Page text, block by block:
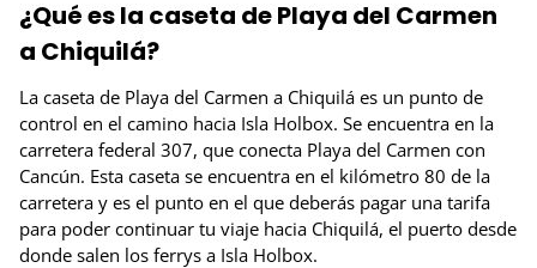
¿Qué es la caseta de Playa del Carmen
a Chiquilá?
La caseta de Playa del Carmen a Chiquilá es un punto de
control en el camino hacia Isla Holbox. Se encuentra en la
carretera federal 307, que conecta Playa del Carmen con
Cancún. Esta caseta se encuentra en el kilómetro 80 de la
carretera y es el punto en el que deberás pagar una tarifa
para poder continuar tu viaje hacia Chiquilá, el puerto desde
donde salen los ferrys a Isla Holbox.